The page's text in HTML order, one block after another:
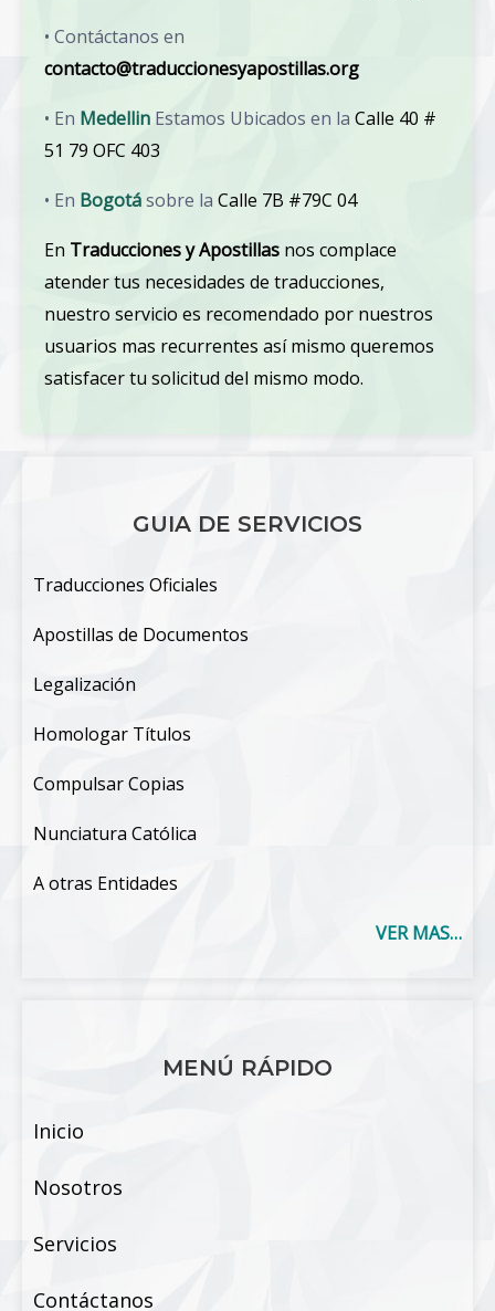
• Contáctanos en
contacto@traduccionesyapostillas.org
• En Medellin Estamos Ubicados en la Calle 40 #
51 79 OFC 403
• En Bogotásobre la Calle 7B #79C 04
En Traducciones y Apostillas nos complace
atender tus necesidades de traducciones,
nuestro servicio es recomendado por nuestros
usuarios mas recurrentes así mismo queremos
satisfacer tu solicitud del mismo modo.
GUIA DE SERVICIOS
Traducciones Oficiales
Apostillas de Documentos
Legalización
Homologar Títulos
Compulsar Copias
Nunciatura Católica
A otras Entidades
VER MAS…
MENÚ RÁPIDO
Inicio
Nosotros
Servicios
Contáctanos